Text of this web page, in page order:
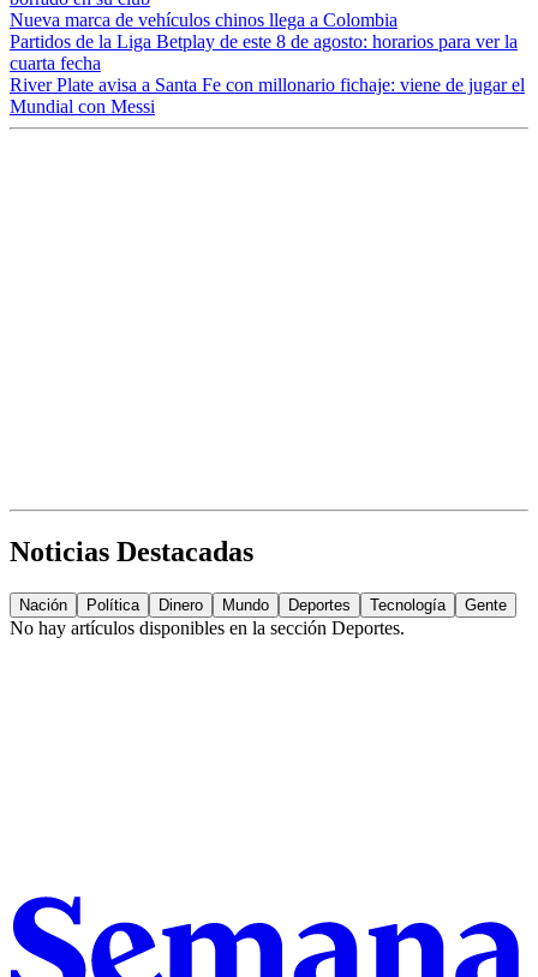
Nueva marca de vehículos chinos llega a Colombia
Partidos de la Liga Betplay de este 8 de agosto: horarios para ver la
cuarta fecha
River Plate avisa a Santa Fe con millonario fichaje: viene de jugar el
Mundial con Messi
Noticias Destacadas
Nación Política Dinero Mundo Deportes Tecnología Gente
No hay artículos disponibles en la sección Deportes.